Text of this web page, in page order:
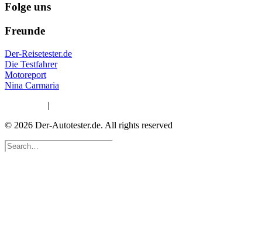
Folge uns
Freunde
Der-Reisetester.de
Die Testfahrer
Motoreport
Nina Carmaria
|
© 2026 Der-Autotester.de. All rights reserved